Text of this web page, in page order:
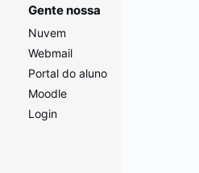
Gente nossa
Nuvem
Webmail
Portal do aluno
Moodle
Login